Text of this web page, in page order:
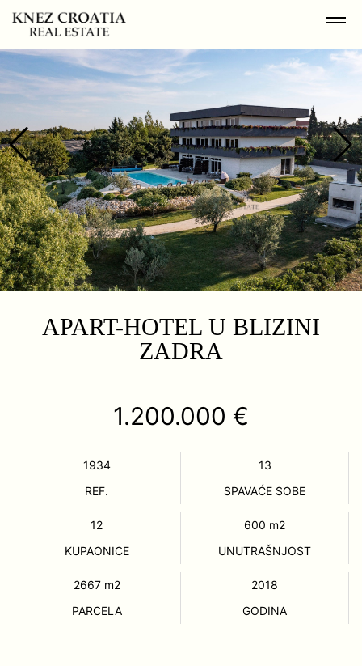
APART-HOTEL U BLIZINI
ZADRA
1.200.000 €
1934
REF.
13
SPAVAĆE SOBE
12
KUPAONICE
600 m2
UNUTRAŠNJOST
2667 m2
PARCELA
2018
GODINA